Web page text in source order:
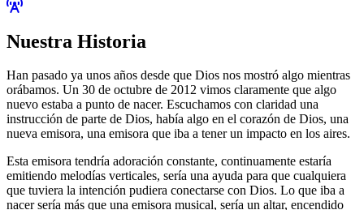
Nuestra Historia
Han pasado ya unos años desde que Dios nos mostró algo mientras
orábamos. Un 30 de octubre de 2012 vimos claramente que algo
nuevo estaba a punto de nacer. Escuchamos con claridad una
instrucción de parte de Dios, había algo en el corazón de Dios, una
nueva emisora, una emisora que iba a tener un impacto en los aires.
Esta emisora tendría adoración constante, continuamente estaría
emitiendo melodías verticales, sería una ayuda para que cualquiera
que tuviera la intención pudiera conectarse con Dios. Lo que iba a
nacer sería más que una emisora musical, sería un altar, encendido